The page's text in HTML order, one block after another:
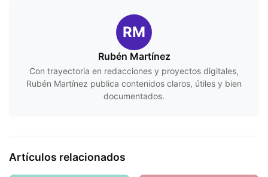
RM
Rubén Martínez
Con trayectoria en redacciones y proyectos digitales,
Rubén Martínez publica contenidos claros, útiles y bien
documentados.
Artículos relacionados